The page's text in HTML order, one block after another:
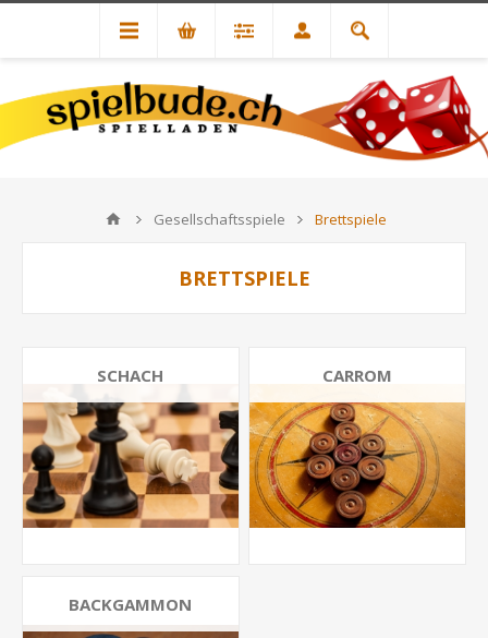
Gesellschaftsspiele Brettspiele
BRETTSPIELE
SCHACH CARROM
BACKGAMMON